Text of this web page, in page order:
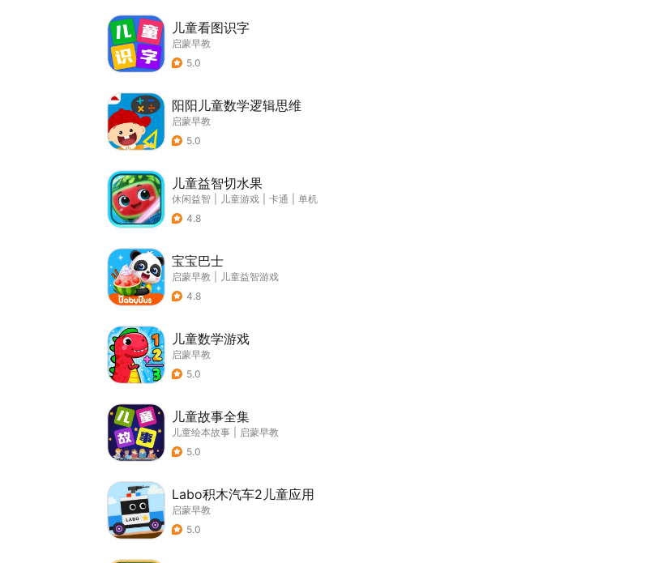
儿童看图识字
启蒙早教
5.0
阳阳儿童数学逻辑思维
启蒙早教
5.0
儿童益智切水果
休闲益智 儿童游戏 卡通
单机
4.8
宝宝巴士
启蒙早教
儿童益智游戏
4.8
儿童数学游戏
启蒙早教
5.0
儿童故事全集
儿童绘本故事
启蒙早教
5.0
Labo积木汽车2儿童应用
启蒙早教
5.0